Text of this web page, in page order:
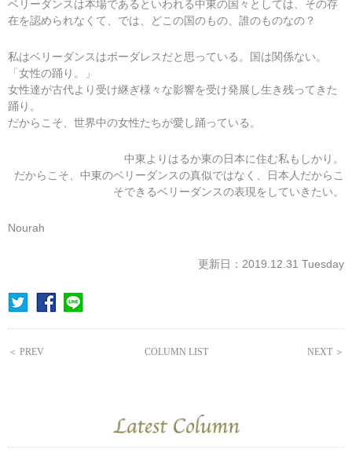
ベリーダンスは本場であるといわれる中東の国々としては、その存
在を認められなくて、では、どこの国のもの、誰のものなの？
私はベリーダンスはボーダレスだと思っている。国は関係ない。
「女性の踊り。」
女性達が古代より受け継ぎ様々な影響を受け発展し生き残ってきた
踊り。
だからこそ、世界中の女性たちが愛し踊っている。
中東よりはるか東の日本に住む私もしかり。
だからこそ、中東のベリーダンスの真似ではなく、日本人だからこ
そできるベリーダンスの表現をしていきたい。
Nourah
更新日：2019.12.31 Tuesday
＜ PREV COLUMN LIST NEXT ＞